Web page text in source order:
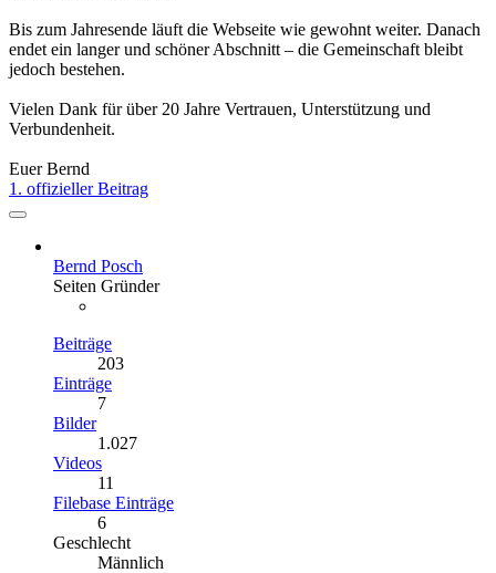
Bis zum Jahresende läuft die Webseite wie gewohnt weiter. Danach
endet ein langer und schöner Abschnitt – die Gemeinschaft bleibt
jedoch bestehen.
Vielen Dank für über 20 Jahre Vertrauen, Unterstützung und
Verbundenheit.
Euer Bernd
1. offizieller Beitrag
Bernd Posch
Seiten Gründer
Beiträge
203
Einträge
7
Bilder
1.027
Videos
11
Filebase Einträge
6
Geschlecht
Männlich